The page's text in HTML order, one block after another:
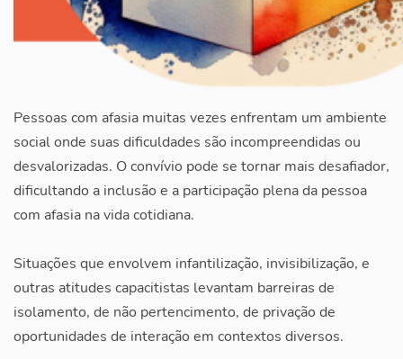
Pessoas com afasia muitas vezes enfrentam um ambiente
social onde suas dificuldades são incompreendidas ou
desvalorizadas. O convívio pode se tornar mais desafiador,
dificultando a inclusão e a participação plena da pessoa
com afasia na vida cotidiana.
Situações que envolvem infantilização, invisibilização, e
outras atitudes capacitistas levantam barreiras de
isolamento, de não pertencimento, de privação de
oportunidades de interação em contextos diversos.